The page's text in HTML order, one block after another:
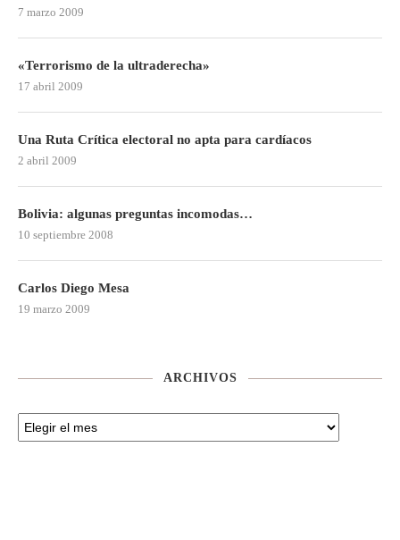
7 marzo 2009
«Terrorismo de la ultraderecha»
17 abril 2009
Una Ruta Crítica electoral no apta para cardíacos
2 abril 2009
Bolivia: algunas preguntas incomodas…
10 septiembre 2008
Carlos Diego Mesa
19 marzo 2009
ARCHIVOS